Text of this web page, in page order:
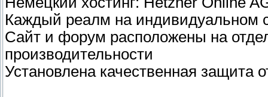
Каждый реалм на индивидуальном
Сайт и форум расположены на
производительности
Установлена качественная защита